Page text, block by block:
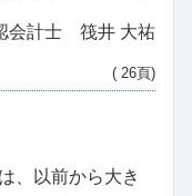
会計士 筏井 大祐
( 26頁)
、以前から大き